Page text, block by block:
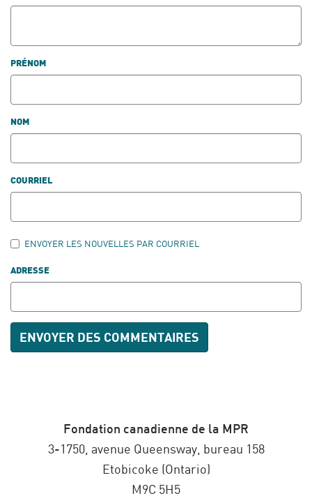
PRÉNOM
NOM
COURRIEL
ENVOYER LES NOUVELLES PAR COURRIEL
ADRESSE
Fondation canadienne de la MPR
3-1750, avenue Queensway, bureau 158
Etobicoke (Ontario)
M9C 5H5